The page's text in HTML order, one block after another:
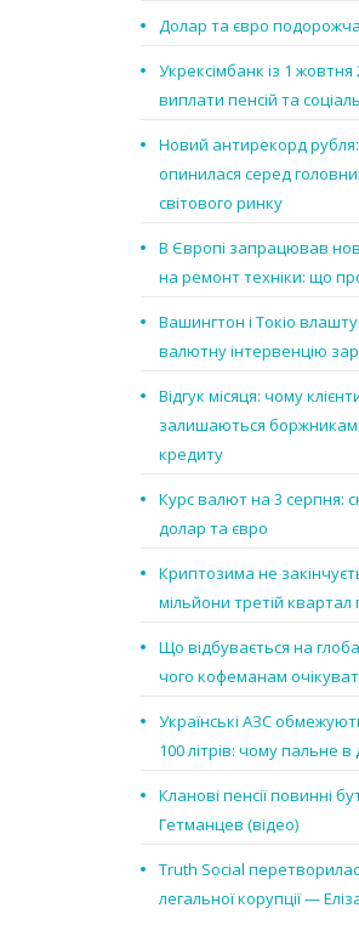
Долар та євро
Укрексімбанк із 1
виплати пенсій та
Новий антирекорд
опинилася серед
світового ринку
В Європі запрацював
на ремонт техніки: що
Вашингтон і Токіо
валютну інтервенцію
Відгук місяця: чому
залишаються
кредиту
Курс валют на 3 серпня:
долар та євро
Криптозима не
мільйони третій квартал
Що відбувається на
чого кофеманам
Українські АЗС
100 літрів: чому пальне в
Кланові пенсії повинні
Гетманцев (відео)
Truth Social
легальної корупції —